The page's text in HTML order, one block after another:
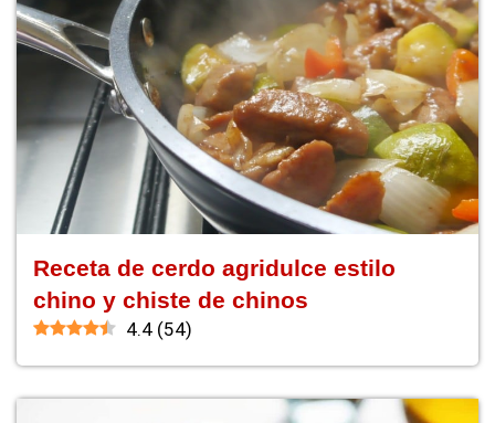
Receta de cerdo agridulce estilo
chino y chiste de chinos
4.4 (54)